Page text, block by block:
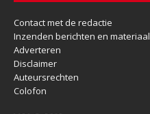
Contact met de redactie
Inzenden berichten en materiaal
Adverteren
Disclaimer
Auteursrechten
Colofon